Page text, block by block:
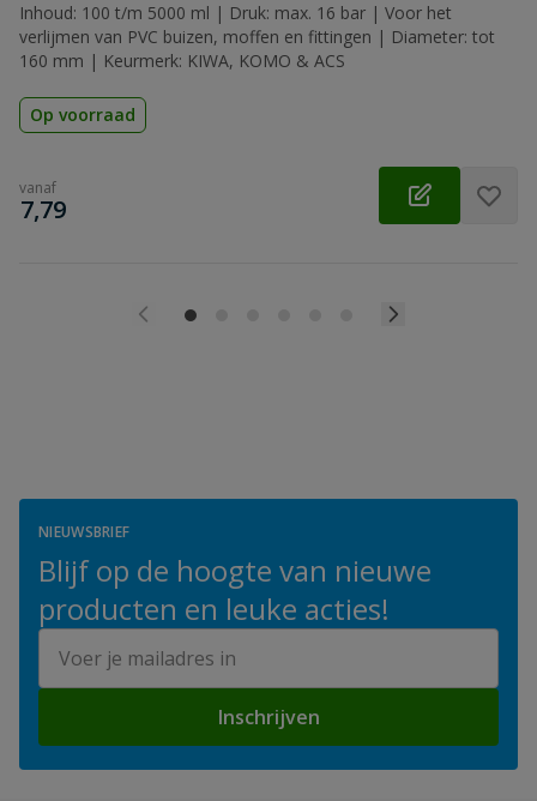
Inhoud: 100 t/m 5000 ml | Druk: max. 16 bar | Voor het
verlijmen van PVC buizen, moffen en fittingen | Diameter: tot
160 mm | Keurmerk: KIWA, KOMO & ACS
Op voorraad
vanaf
€
7,79
NIEUWSBRIEF
Blijf op de hoogte van nieuwe
producten en leuke acties!
Inschrijven